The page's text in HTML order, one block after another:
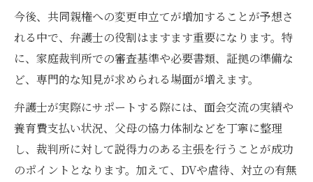
今後、共同親権への変更申立てが増加することが予想さ
れる中で、弁護士の役割はますます重要になります。特
に、家庭裁判所での審査基準や必要書類、証拠の準備な
ど、専門的な知見が求められる場面が増えます。
弁護士が実際にサポートする際には、面会交流の実績や
養育費支払い状況、父母の協力体制などを丁寧に整理
し、裁判所に対して説得力のある主張を行うことが成功
のポイントとなります。加えて、DVや虐待、対立の有無